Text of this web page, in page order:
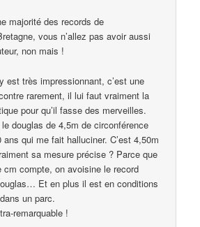
majorité des records de
vous n’allez pas avoir aussi
non mais !
est très impressionnant, c’est une
rarement, il lui faut vraiment la
pour qu’il fasse des merveilles.
douglas de 4,5m de circonférence
qui me fait halluciner. C’est 4,50m
sa mesure précise ? Parce que
cm compte, on avoisine le record
Et en plus il est en conditions
un parc.
remarquable !